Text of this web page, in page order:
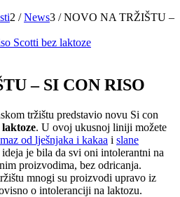
2 / News3 / NOVO NA TRŽIŠTU –
– SI CON RISO
tržištu predstavio novu Si con
laktoze. U ovoj ukusnoj liniji možete
od lješnjaka i kakaa i slane
je bila da svi oni intolerantni na
proizvodima, bez odricanja.
mnogi su proizvodi upravo iz
o intoleranciji na laktozu.